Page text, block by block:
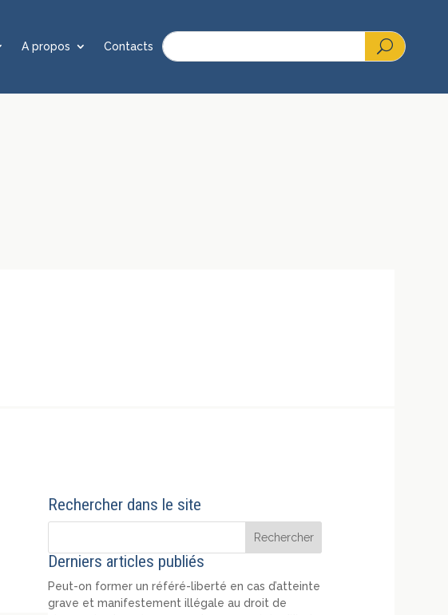
A propos Contacts
Rechercher dans le site
Derniers articles publiés
Peut-on former un référé-liberté en cas d’atteinte
grave et manifestement illégale au droit de